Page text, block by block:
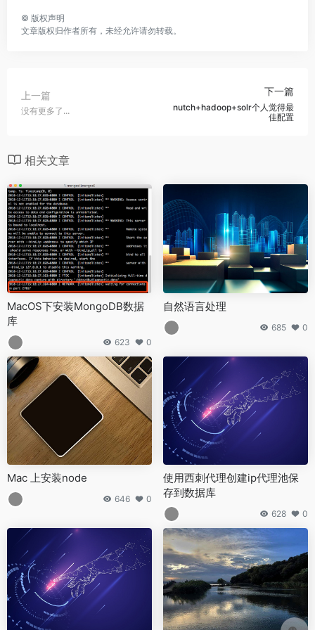
© 版权声明
文章版权归作者所有，未经允许请勿转载。
上一篇
没有更多了...
下一篇
nutch+hadoop+solr个人觉得最
佳配置
相关文章
MacOS下安装MongoDB数据
库
623 0
自然语言处理
685 0
Mac 上安装node
646 0
使用西刺代理创建ip代理池保
存到数据库
628 0